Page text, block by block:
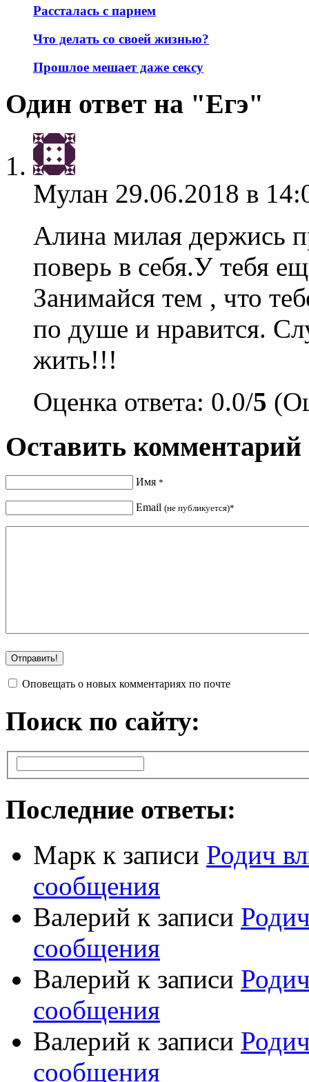
Рассталась с парнем
Что делать со своей жизнью?
Прошлое мешает даже сексу
Один ответ на "Егэ"
Мулан 29.06.2018 в
Алина милая держись
поверь в себя.У тебя
Занимайся тем , что
по душе и нравится.
жить!!!
Оценка ответа: 0.0/5
Оставить комментарий
Имя *
Email (не публикуется)*
Оповещать о новых комментариях по почте
Поиск по сайту:
Последние ответы:
Марк к записи Родич
сообщения
Валерий к записи
сообщения
Валерий к записи
сообщения
Валерий к записи
сообщения